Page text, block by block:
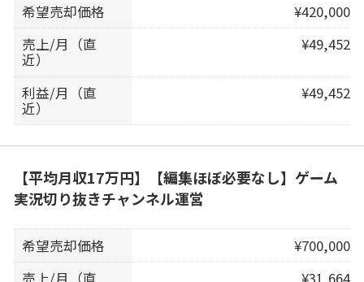
希望売却価格
¥420,000
売上/月（直
近）
¥49,452
利益/月（直
近）
¥49,452
【平均月収17万円】【編集ほぼ必要なし】ゲーム
実況切り抜きチャンネル運営
希望売却価格
¥700,000
売上/月（直
¥31,664